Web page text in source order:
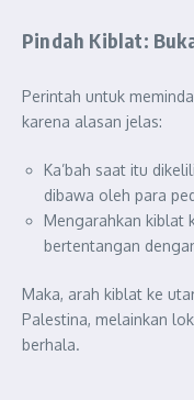
Pindah Kiblat:
Perintah untuk
karena alasan jelas:
Ka’bah saat itu
dibawa oleh para
Mengarahkan kiblat
bertentangan
Maka, arah kiblat ke
Palestina, melainkan
berhala.